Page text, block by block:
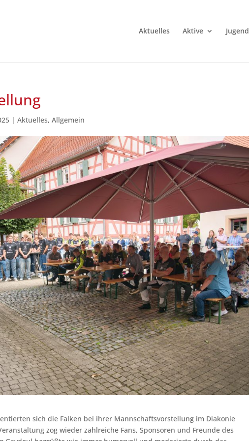
Aktuelles Aktive Jugend
|Aktuelles,Allgemein
sich die Falken bei ihrer Mannschaftsvorstellung im Diakonie
zog wieder zahlreiche Fans, Sponsoren und Freunde des